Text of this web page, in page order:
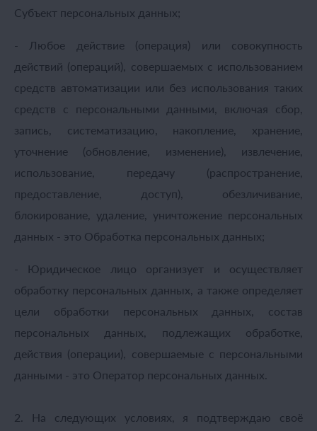
Субъект персональных данных;
- Любое действие (операция) или совокупность
действий (операций), совершаемых с использованием
средств автоматизации или без использования таких
средств с персональными данными, включая сбор,
запись, систематизацию, накопление, хранение,
уточнение (обновление, изменение), извлечение,
использование, передачу (распространение,
предоставление, доступ), обезличивание,
блокирование, удаление, уничтожение персональных
данных - это Обработка персональных данных;
- Юридическое лицо организует и осуществляет
обработку персональных данных, а также определяет
цели обработки персональных данных, состав
персональных данных, подлежащих обработке,
действия (операции), совершаемые с персональными
данными - это Оператор персональных данных.
2. На следующих условиях, я подтверждаю своё